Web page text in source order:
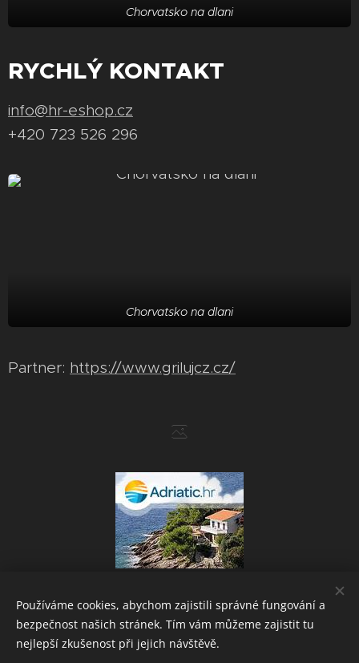
Chorvatsko na dlani
RYCHLÝ KONTAKT
info@hr-eshop.cz
+420 723 526 296
Chorvatsko na dlani
Partner: https://www.grilujcz.cz/
Powered byWebnode Cookies
Používáme cookies, abychom zajistili správné fungování a
bezpečnost našich stránek. Tím vám můžeme zajistit tu
nejlepší zkušenost při jejich návštěvě.